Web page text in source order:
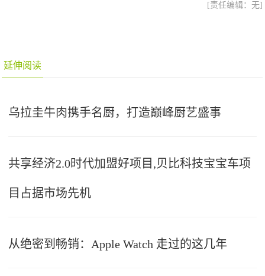
[责任编辑：无]
延伸阅读
乌拉圭牛肉携手名厨，打造巅峰厨艺盛事
共享经济2.0时代加盟好项目,贝比科技宝宝车项
目占据市场先机
从绝密到畅销：Apple Watch 走过的这几年